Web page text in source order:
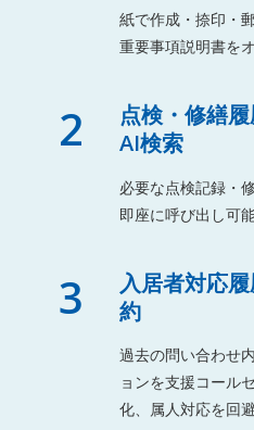
紙で作成・捺印・
重要事項説明書を
2
点検・修繕履
AI検索
必要な点検記録・
即座に呼び出し可
3
入居者対応
約
過去の問い合わせ
ョンを支援コール
化、属人対応を回避